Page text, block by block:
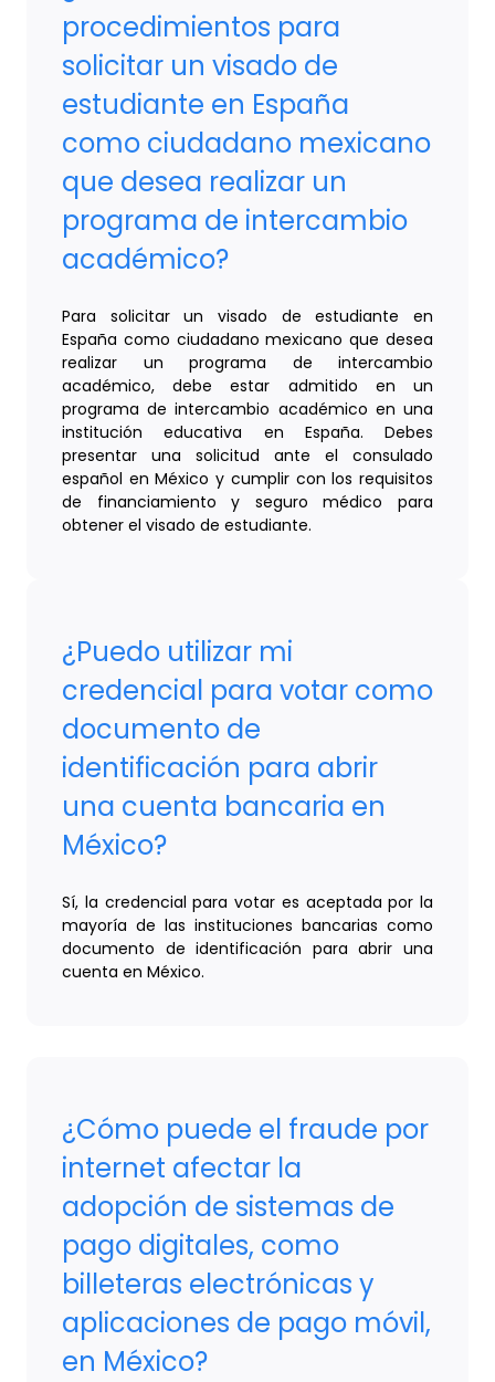
procedimientos para
solicitar un visado de
estudiante en España
como ciudadano mexicano
que desea realizar un
programa de intercambio
académico?
Para solicitar un visado de estudiante en
España como ciudadano mexicano que desea
realizar un programa de intercambio
académico, debe estar admitido en un
programa de intercambio académico en una
institución educativa en España. Debes
presentar una solicitud ante el consulado
español en México y cumplir con los requisitos
de financiamiento y seguro médico para
obtener el visado de estudiante.
¿Puedo utilizar mi
credencial para votar como
documento de
identificación para abrir
una cuenta bancaria en
México?
Sí, la credencial para votar es aceptada por la
mayoría de las instituciones bancarias como
documento de identificación para abrir una
cuenta en México.
¿Cómo puede el fraude por
internet afectar la
adopción de sistemas de
pago digitales, como
billeteras electrónicas y
aplicaciones de pago móvil,
en México?